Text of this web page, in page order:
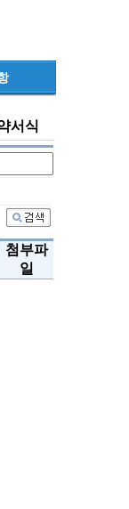
서식
첨부파
일